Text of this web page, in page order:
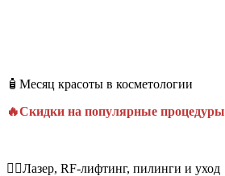
🧴Месяц красоты в косметологии
🔥Скидки на популярные процедуры
💆‍♀️Лазер, RF-лифтинг, пилинги и уход